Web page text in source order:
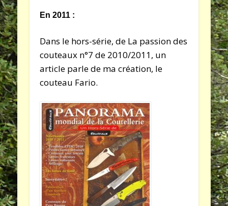
En 2011 :
Dans le hors-série, de La passion des
couteaux n°7 de 2010/2011, un
article parle de ma création, le
couteau Fario.